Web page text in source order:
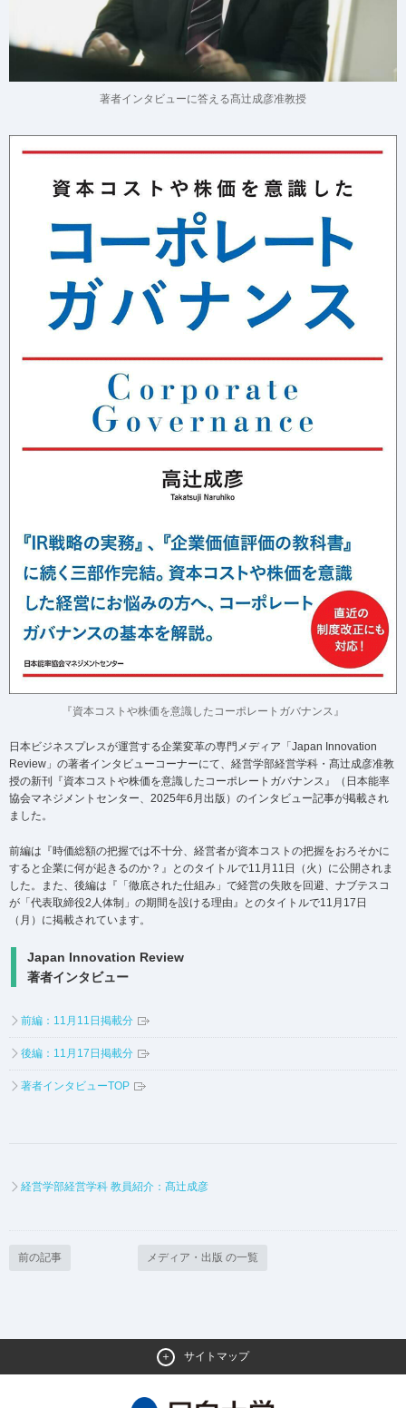
著者インタビューに答える髙辻成彦准教授
『資本コストや株価を意識したコーポレートガバナンス』
日本ビジネスプレスが運営する企業変革の専門メディア「Japan Innovation
Review」の著者インタビューコーナーにて、経営学部経営学科・髙辻成彦准教
授の新刊『資本コストや株価を意識したコーポレートガバナンス』（日本能率
協会マネジメントセンター、2025年6月出版）のインタビュー記事が掲載され
ました。
前編は『時価総額の把握では不十分、経営者が資本コストの把握をおろそかに
すると企業に何が起きるのか？』とのタイトルで11月11日（火）に公開されま
した。また、後編は『「徹底された仕組み」で経営の失敗を回避、ナブテスコ
が「代表取締役2人体制」の期間を設ける理由』とのタイトルで11月17日
（月）に掲載されています。
Japan Innovation Review
著者インタビュー
前編：11月11日掲載分
後編：11月17日掲載分
著者インタビューTOP
経営学部経営学科 教員紹介：髙辻成彦
前の記事 メディア・出版 の一覧
サイトマップ